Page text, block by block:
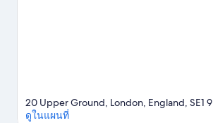
20 Upper Ground, London, England, SE1
ดูในแผนที่